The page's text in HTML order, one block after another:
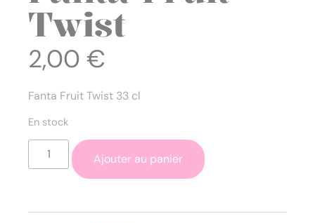
Twist
2,00 €
Fanta Fruit Twist 33 cl
En stock
Ajouter au panier